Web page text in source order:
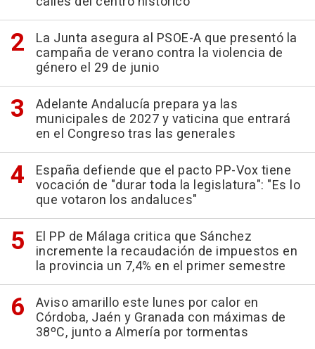
La Junta asegura al PSOE-A que presentó la
campaña de verano contra la violencia de
género el 29 de junio
Adelante Andalucía prepara ya las
municipales de 2027 y vaticina que entrará
en el Congreso tras las generales
España defiende que el pacto PP-Vox tiene
vocación de "durar toda la legislatura": "Es lo
que votaron los andaluces"
El PP de Málaga critica que Sánchez
incremente la recaudación de impuestos en
la provincia un 7,4% en el primer semestre
Aviso amarillo este lunes por calor en
Córdoba, Jaén y Granada con máximas de
38ºC, junto a Almería por tormentas